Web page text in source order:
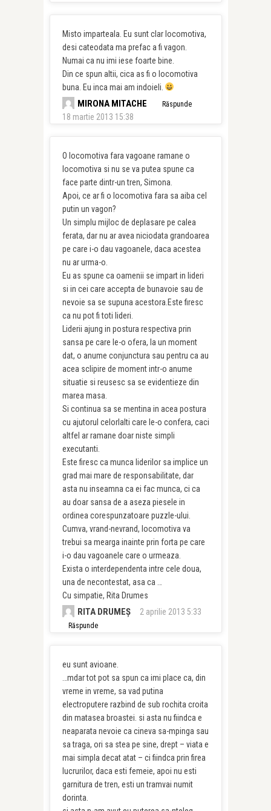
Misto imparteala. Eu sunt clar locomotiva,
desi cateodata ma prefac a fi vagon.
Numai ca nu imi iese foarte bine.
Din ce spun altii, cica as fi o locomotiva
buna. Eu inca mai am indoieli.
MIRONA MITACHE
18 martie 2013 15:38
Răspunde
O locomotiva fara vagoane ramane o
locomotiva si nu se va putea spune ca
face parte dintr-un tren, Simona.
Apoi, ce ar fi o locomotiva fara sa aiba cel
putin un vagon?
Un simplu mijloc de deplasare pe calea
ferata, dar nu ar avea niciodata grandoarea
pe care i-o dau vagoanele, daca acestea
nu ar urma-o.
Eu as spune ca oamenii se impart in lideri
si in cei care accepta de bunavoie sau de
nevoie sa se supuna acestora.Este firesc
ca nu pot fi toti lideri.
Liderii ajung in postura respectiva prin
sansa pe care le-o ofera, la un moment
dat, o anume conjunctura sau pentru ca au
acea sclipire de moment intr-o anume
situatie si reusesc sa se evidentieze din
marea masa.
Si continua sa se mentina in acea postura
cu ajutorul celorlalti care le-o confera, caci
altfel ar ramane doar niste simpli
executanti.
Este firesc ca munca liderilor sa implice un
grad mai mare de responsabilitate, dar
asta nu inseamna ca ei fac munca, ci ca
au doar sansa de a aseza piesele in
ordinea corespunzatoare puzzle-ului.
Cumva, vrand-nevrand, locomotiva va
trebui sa mearga inainte prin forta pe care
i-o dau vagoanele care o urmeaza.
Exista o interdependenta intre cele doua,
una de necontestat, asa ca …
Cu simpatie, Rita Drumes
RITA DRUMEȘ 2 aprilie 2013 5:33
Răspunde
eu sunt avioane.
…mdar tot pot sa spun ca imi place ca, din
vreme in vreme, sa vad putina
electroputere razbind de sub rochita croita
din matasea broastei. si asta nu fiindca e
neaparata nevoie ca cineva sa-mpinga sau
sa traga, ori sa stea pe sine, drept – viata e
mai simpla decat atat – ci fiindca prin firea
lucrurilor, daca esti femeie, apoi nu esti
garnitura de tren, esti un tramvai numit
dorinta.